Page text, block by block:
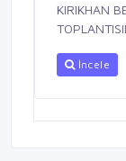
KIRIKHAN
İncele